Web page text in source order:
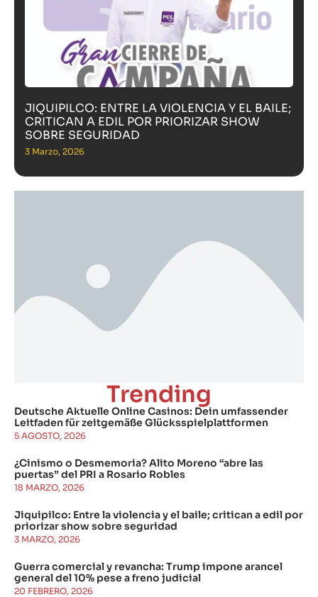
JIQUIPILCO: ENTRE LA VIOLENCIA Y EL BAILE;
CRITICAN A EDIL POR PRIORIZAR SHOW
SOBRE SEGURIDAD
3 Marzo, 2026
Trending
Deutsche Aktuelle Online Casinos: Dein umfassender
Leitfaden für zeitgemäße Glücksspielplattformen
5 AGOSTO, 2026
¿Cinismo o Desmemoria? Alito Moreno “abre las
puertas” del PRI a Rosario Robles
18 MARZO, 2026
Jiquipilco: Entre la violencia y el baile; critican a edil por
priorizar show sobre seguridad
3 MARZO, 2026
Guerra comercial y revancha: Trump impone arancel
general del 10% pese a freno judicial
20 FEBRERO, 2026